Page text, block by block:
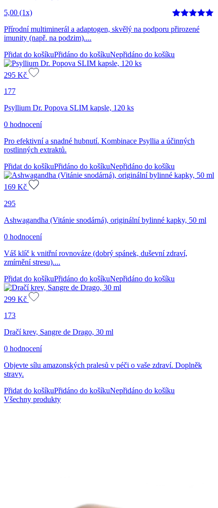
5z 5 na
zákazníka
5,00 (1x)
Přírodní multiminerál a adaptogen, skvělý na podporu přirozené
imunity (např. na podzim)....
Přidat do košíkuPřidáno do košíkuNepřidáno do košíku
295 Kč
177
Psyllium Dr. Popova SLIM kapsle, 120 ks
0 hodnocení
Pro efektivní a snadné hubnutí. Kombinace Psyllia a účinných
rostlinných extraktů.
Přidat do košíkuPřidáno do košíkuNepřidáno do košíku
169 Kč
295
Ashwagandha (Vitánie snodárná), originální bylinné kapky, 50 ml
0 hodnocení
Váš klíč k vnitřní rovnováze (dobrý spánek, duševní zdraví,
zmírnění stresu)....
Přidat do košíkuPřidáno do košíkuNepřidáno do košíku
299 Kč
173
Dračí krev, Sangre de Drago, 30 ml
0 hodnocení
Objevte sílu amazonských pralesů v péči o vaše zdraví. Doplněk
stravy.
Přidat do košíkuPřidáno do košíkuNepřidáno do košíku
Všechny produkty